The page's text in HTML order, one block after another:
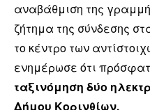
αναβάθμιση της
ζήτημα της σύνδεσης
το κέντρο των
ενημέρωσε ότι
ταξινόμηση δύο
Δήμου Κορινθίων.